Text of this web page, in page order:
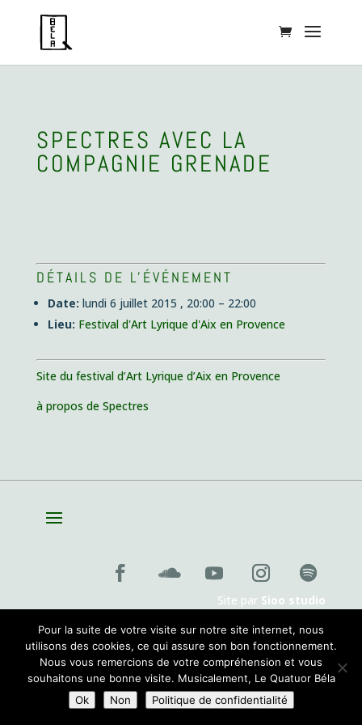
SPECTRES AVEC LA
COMPAGNIE GRENADE
DÉTAILS DE L'ÉVÉNEMENT
Date: lundi 6 juillet 2015 , 20:00 – 22:00
Lieu: Festival d'Art Lyrique d'Aix en Provence
Site du festival d’Art Lyrique d’Aix en Provence
à propos de Spectres
Site par Sioo studio
Pour la suite de votre visite sur notre site internet, nous
utilisons des cookies, ce qui assure son bon fonctionnement.
Nous vous remercions de votre compréhension et vous
souhaitons une bonne visite. Musicalement, Le Quatuor Béla
Ok
Non Politique de confidentialité